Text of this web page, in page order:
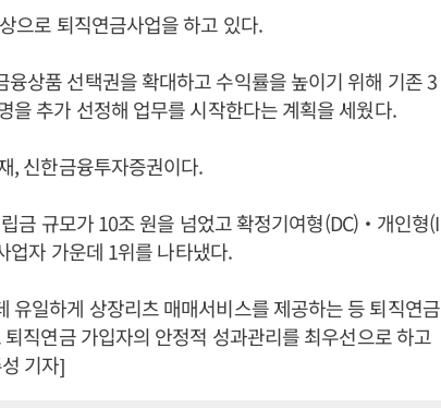
으로 퇴직연금사업을 하고 있다.
상품 선택권을 확대하고 수익률을 높이기 위해 기존 3
을 추가 선정해 업무를 시작한다는 계획을 세웠다.
, 신한금융투자증권이다.
금 규모가 10조 원을 넘었고 확정기여형(DC)‧개인형(I
업자 가운데 1위를 나타냈다.
유일하게 상장리츠 매매서비스를 제공하는 등 퇴직연금
직연금 가입자의 안정적 성과관리를 최우선으로 하고
기자]